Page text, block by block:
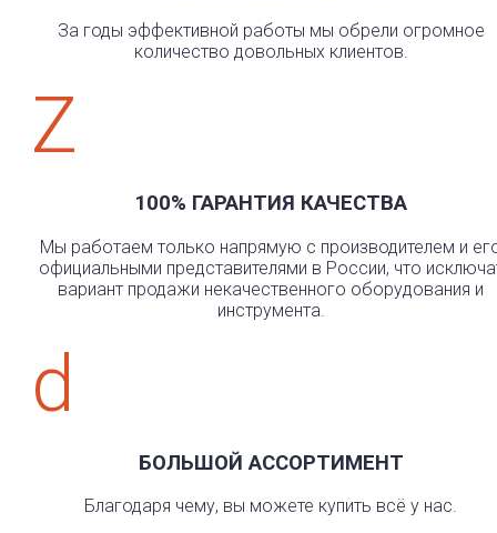
За годы эффективной работы мы обрели огромное
количество довольных клиентов.
Z
100% ГАРАНТИЯ КАЧЕСТВА
Мы работаем только напрямую с производителем и
официальными представителями в России, что
вариант продажи некачественного оборудования и
инструмента.
d
БОЛЬШОЙ АССОРТИМЕНТ
Благодаря чему, вы можете купить всё у нас.